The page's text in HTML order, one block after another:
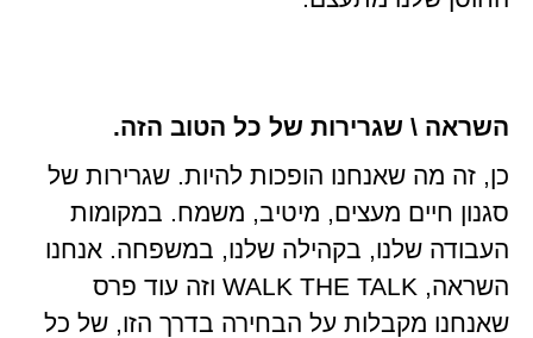
השראה \ שגרירות של כל הטוב הזה.
כן, זה מה שאנחנו הופכות להיות. שגרירות של
סגנון חיים מעצים, מיטיב, משמח. במקומות
העבודה שלנו, בקהילה שלנו, במשפחה. אנחנו
השראה, WALK THE TALK וזה עוד פרס
שאנחנו מקבלות על הבחירה בדרך הזו, של כל